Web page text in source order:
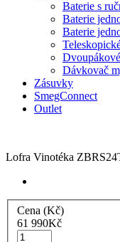
Baterie s
Baterie
Baterie
Dvoupákové
Dávkovač
Zásuvky
SmegConnect
Outlet
Lofra Vinotéka
Cena (Kč)
61 990Kč